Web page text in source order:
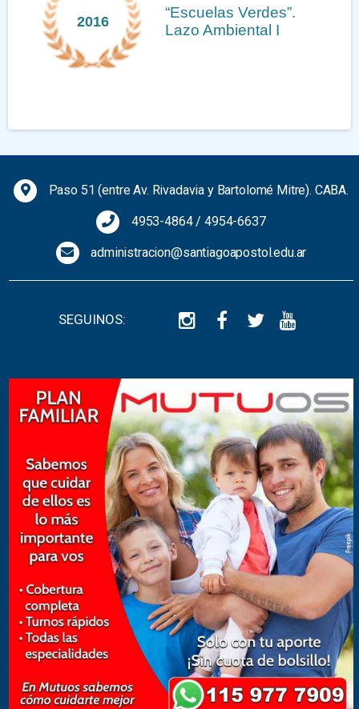
2016
“Escuelas Verdes”.
Lazo Ambiental I
Paso 51 (entre Av. Rivadavia y Bartolomé Mitre). CABA.
4953-4864/4954-6637
administracion@santiagoapostol.edu.ar
SEGUINOS: